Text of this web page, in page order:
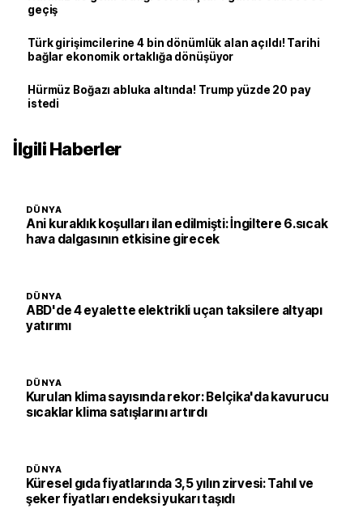
geçiş
Türk girişimcilerine 4 bin dönümlük alan açıldı! Tarihi
bağlar ekonomik ortaklığa dönüşüyor
Hürmüz Boğazı abluka altında! Trump yüzde 20 pay
istedi
İlgili Haberler
DÜNYA
Ani kuraklık koşulları ilan edilmişti: İngiltere 6.sıcak
hava dalgasının etkisine girecek
DÜNYA
ABD'de 4 eyalette elektrikli uçan taksilere altyapı
yatırımı
DÜNYA
Kurulan klima sayısında rekor: Belçika'da kavurucu
sıcaklar klima satışlarını artırdı
DÜNYA
Küresel gıda fiyatlarında 3,5 yılın zirvesi: Tahıl ve
şeker fiyatları endeksi yukarı taşıdı